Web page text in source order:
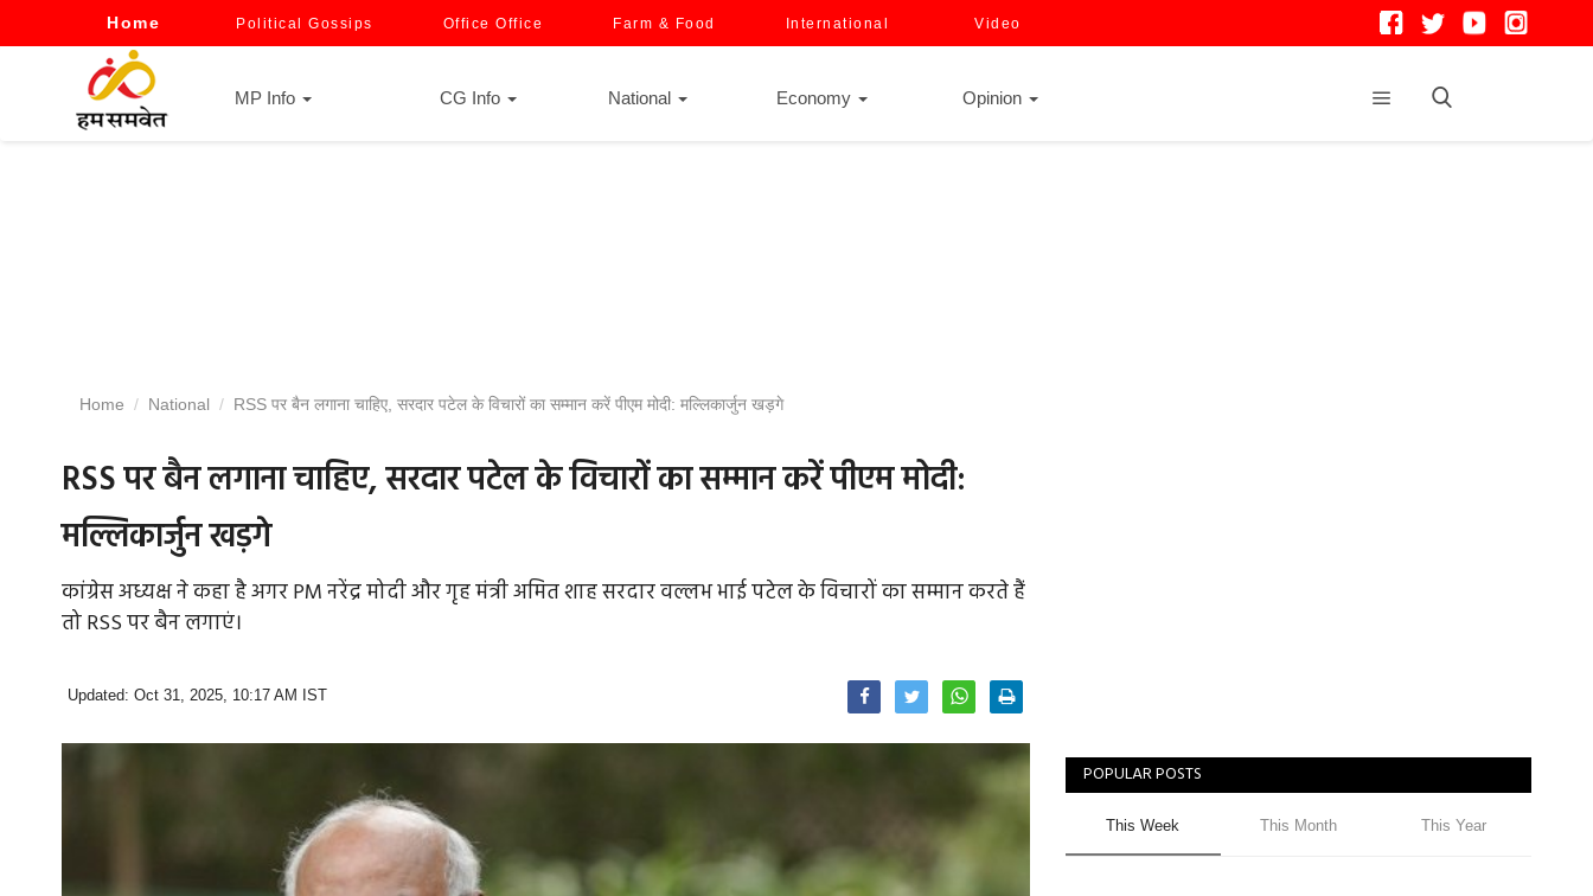
Home Political Gossips Office Office Farm & Food International Video
MP Info CG Info National Economy Opinion
Home National RSS पर बैन लगाना चाहिए, सरदार पटेल के विचारों का सम्मान करें पीएम मोदी: मल्लिकार्जुन खड़गे
RSS पर बैन लगाना चाहिए, सरदार पटेल के विचारों का सम्मान करें पीएम मोदी:
मल्लिकार्जुन खड़गे
कांग्रेस अध्यक्ष ने कहा है अगर PM नरेंद्र मोदी और गृह मंत्री अमित शाह सरदार वल्लभ भाई पटेल के विचारों का सम्मान करते हैं
तो RSS पर बैन लगाएं।
Updated: Oct 31, 2025, 10:17 AM IST
POPULAR POSTS
This Week This Month This Year